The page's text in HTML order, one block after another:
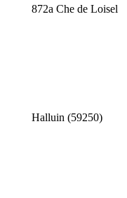
872a Che de Loisel
Halluin (59250)